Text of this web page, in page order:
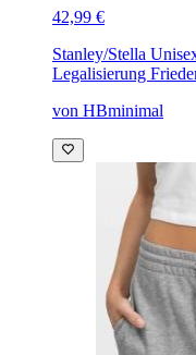
42,99 €
Stanley/Stella
Legalisierung
von HBminimal